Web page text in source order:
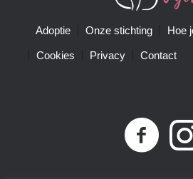
Adoptie Onze stichting Hoe
Cookies Privacy Contact